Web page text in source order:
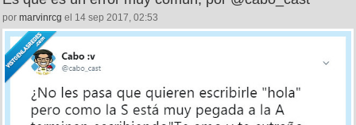
por marvinrcg el 14 sep 2017, 02:53